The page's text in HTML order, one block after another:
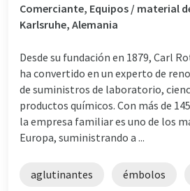
Comerciante, Equipos / material
Karlsruhe, Alemania
Desde su fundación en 1879, Carl
ha convertido en un experto de
de suministros de laboratorio,
productos químicos. Con más de
la empresa familiar es uno de los
Europa, suministrando a ...
aglutinantes émbolos